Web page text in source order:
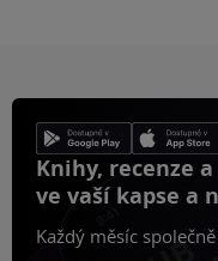
Knihy, recenze
ve vaší kapse a
Každý měsíc